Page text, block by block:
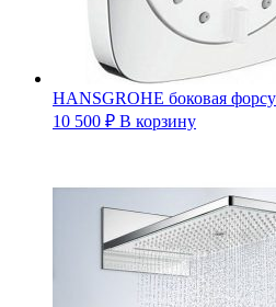
HANSGROHE боковая
10 500 ₽ В корзину